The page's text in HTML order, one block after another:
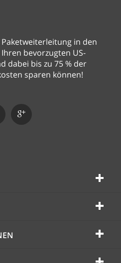
in den
bevorzugten US-
dabei bis zu 75 % der
sparen können!